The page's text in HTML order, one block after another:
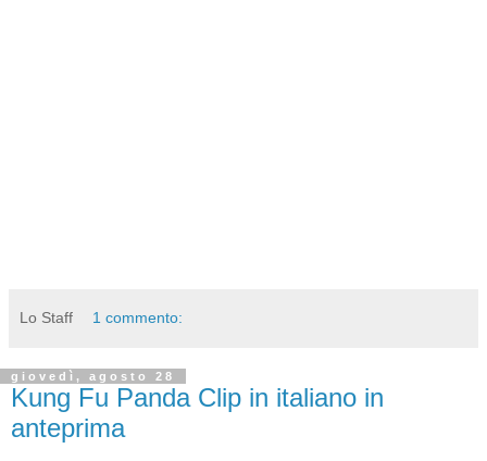
Lo Staff 1 commento:
giovedì, agosto 28
Kung Fu Panda Clip in italiano in
anteprima